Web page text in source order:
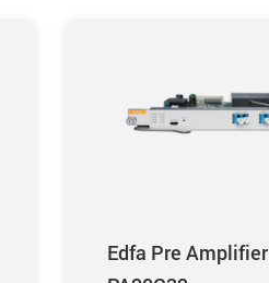
Edfa Pre Amplifier